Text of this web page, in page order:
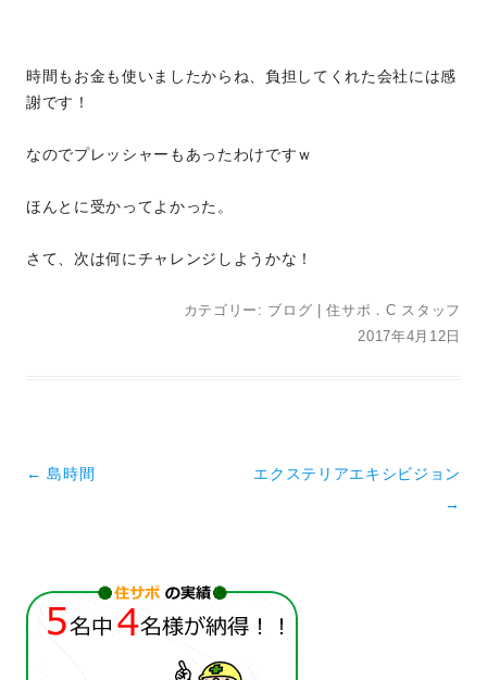
時間もお金も使いましたからね、負担してくれた会社には感
謝です！
なのでプレッシャーもあったわけですｗ
ほんとに受かってよかった。
さて、次は何にチャレンジしようかな！
カテゴリー: ブログ |住サポ．C スタッフ
2017年4月12日
投稿ナビゲーション
← 島時間
エクステリアエキシビジョン
→